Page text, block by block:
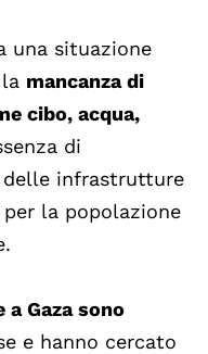
una situazione
mancanza di
cibo, acqua,
di
infrastrutture
la popolazione
Gaza sono
e hanno cercato